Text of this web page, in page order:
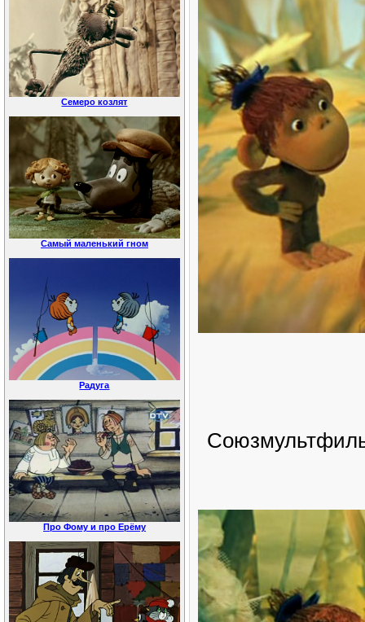
Семеро козлят
Самый маленький гном
Радуга
Про Фому и про Ерёму